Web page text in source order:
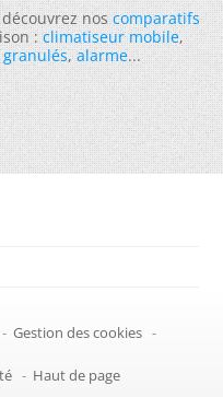
noscomparatifs
:climatiseur mobile,
,alarme...
- Gestion des cookies -
- Haut de page